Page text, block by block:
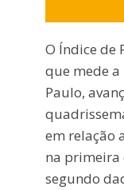
O Índice de
que mede a
Paulo,
em relação
na primeira
segundo